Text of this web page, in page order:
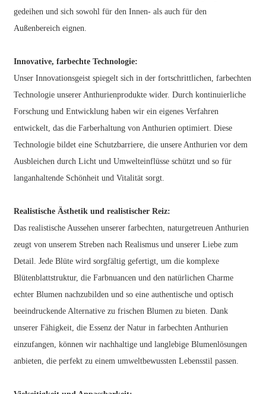
gedeihen und sich sowohl für den Innen- als auch für den
Außenbereich eignen.
Innovative, farbechte Technologie:
Unser Innovationsgeist spiegelt sich in der fortschrittlichen, farbechten
Technologie unserer Anthurienprodukte wider. Durch kontinuierliche
Forschung und Entwicklung haben wir ein eigenes Verfahren
entwickelt, das die Farberhaltung von Anthurien optimiert. Diese
Technologie bildet eine Schutzbarriere, die unsere Anthurien vor dem
Ausbleichen durch Licht und Umwelteinflüsse schützt und so für
langanhaltende Schönheit und Vitalität sorgt.
Realistische Ästhetik und realistischer Reiz:
Das realistische Aussehen unserer farbechten, naturgetreuen Anthurien
zeugt von unserem Streben nach Realismus und unserer Liebe zum
Detail. Jede Blüte wird sorgfältig gefertigt, um die komplexe
Blütenblattstruktur, die Farbnuancen und den natürlichen Charme
echter Blumen nachzubilden und so eine authentische und optisch
beeindruckende Alternative zu frischen Blumen zu bieten. Dank
unserer Fähigkeit, die Essenz der Natur in farbechten Anthurien
einzufangen, können wir nachhaltige und langlebige Blumenlösungen
anbieten, die perfekt zu einem umweltbewussten Lebensstil passen.